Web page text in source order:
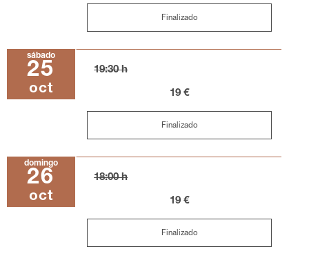
Finalizado
sábado
25
oct
19:30 h
19 €
Finalizado
domingo
26
oct
18:00 h
19 €
Finalizado